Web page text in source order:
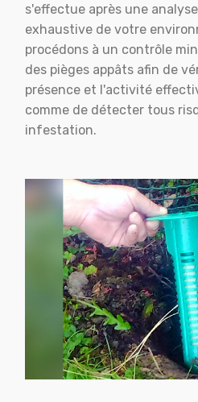
s'effectue après une
exhaustive de votre
procédons à un contrôle
des pièges appâts afin de
présence et l'activité
comme de détecter tous
infestation.